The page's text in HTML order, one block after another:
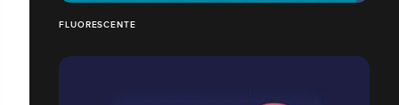
FLUORESCENTE